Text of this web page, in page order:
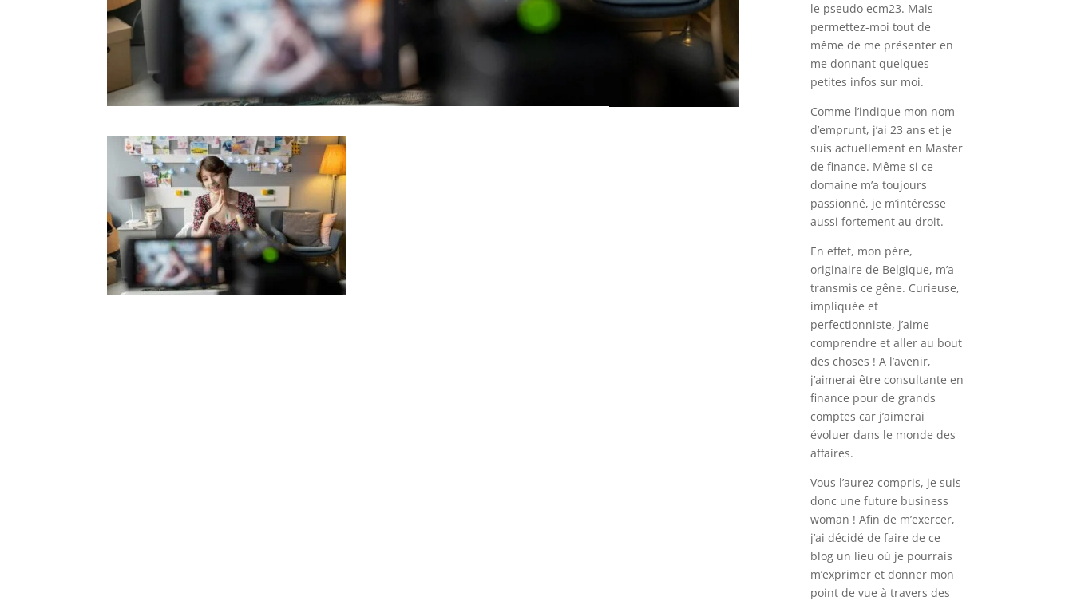
le pseudo ecm23. Mais
permettez-moi tout de
même de me présenter en
me donnant quelques
petites infos sur moi.
Comme l’indique mon nom
d’emprunt, j’ai 23 ans et je
suis actuellement en Master
de finance. Même si ce
domaine m’a toujours
passionné, je m’intéresse
aussi fortement au droit.
En effet, mon père,
originaire de Belgique, m’a
transmis ce gêne. Curieuse,
impliquée et
perfectionniste, j’aime
comprendre et aller au bout
des choses ! A l’avenir,
j’aimerai être consultante en
finance pour de grands
comptes car j’aimerai
évoluer dans le monde des
affaires.
Vous l’aurez compris, je suis
donc une future business
woman ! Afin de m’exercer,
j’ai décidé de faire de ce
blog un lieu où je pourrais
m’exprimer et donner mon
point de vue à travers des